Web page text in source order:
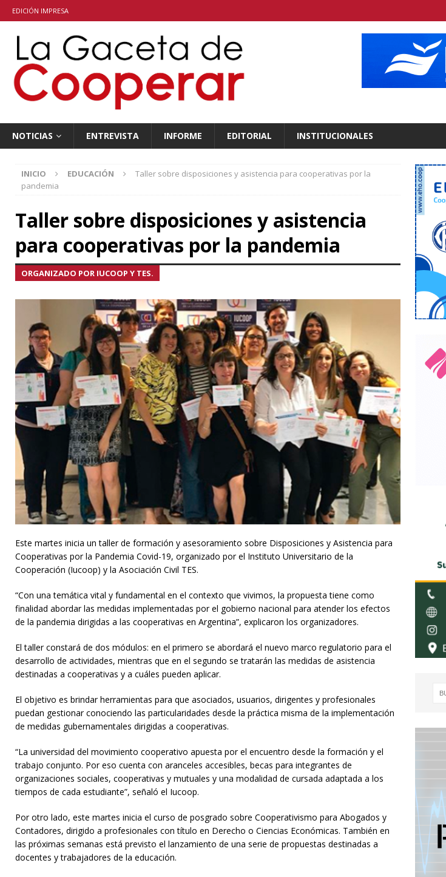
EDICIÓN IMPRESA
NOTICIAS ENTREVISTA INFORME EDITORIAL INSTITUCIONALES
INICIO EDUCACIÓN
Taller sobre disposiciones y asistencia para cooperativas por la
pandemia
Taller sobre disposiciones y asistencia
para cooperativas por la pandemia
ORGANIZADO POR IUCOOP Y TES.
Este martes inicia un taller de formación y asesoramiento sobre Disposiciones y Asistencia para
Cooperativas por la Pandemia Covid-19, organizado por el Instituto Universitario de la
Cooperación (Iucoop) y la Asociación Civil TES.
“Con una temática vital y fundamental en el contexto que vivimos, la propuesta tiene como
finalidad abordar las medidas implementadas por el gobierno nacional para atender los efectos
de la pandemia dirigidas a las cooperativas en Argentina”, explicaron los organizadores.
El taller constará de dos módulos: en el primero se abordará el nuevo marco regulatorio para el
desarrollo de actividades, mientras que en el segundo se tratarán las medidas de asistencia
destinadas a cooperativas y a cuáles pueden aplicar.
El objetivo es brindar herramientas para que asociados, usuarios, dirigentes y profesionales
puedan gestionar conociendo las particularidades desde la práctica misma de la implementación
de medidas gubernamentales dirigidas a cooperativas.
“La universidad del movimiento cooperativo apuesta por el encuentro desde la formación y el
trabajo conjunto. Por eso cuenta con aranceles accesibles, becas para integrantes de
organizaciones sociales, cooperativas y mutuales y una modalidad de cursada adaptada a los
tiempos de cada estudiante”, señaló el Iucoop.
Por otro lado, este martes inicia el curso de posgrado sobre Cooperativismo para Abogados y
Contadores, dirigido a profesionales con título en Derecho o Ciencias Económicas. También en
las próximas semanas está previsto el lanzamiento de una serie de propuestas destinadas a
docentes y trabajadores de la educación.